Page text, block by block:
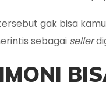
gak bisa
sebagai seller